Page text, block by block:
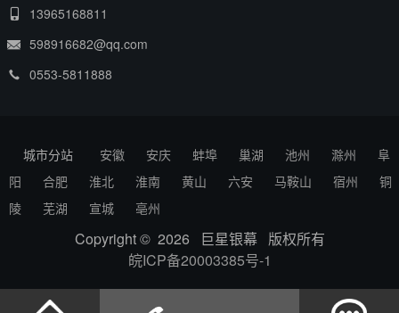
13965168811
598916682@qq.com
0553-5811888
城市分站 安徽 安庆 蚌埠 巢湖 池州 滁州
阜
阳
合肥 淮北 淮南 黄山 六安 马鞍山 宿州
铜
陵
芜湖 宣城 亳州
Copyright © 2026 巨星银幕 版权所有
皖ICP备20003385号-1